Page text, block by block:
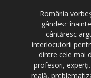
România
gândesc
cântăresc
interlocutorii
dintre cele mai
profesori,
reală,